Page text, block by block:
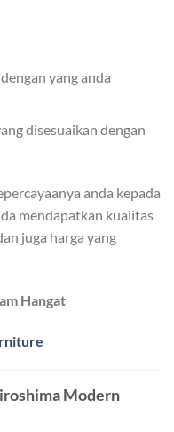
yang anda
disesuaikan dengan
anda kepada
mendapatkan kualitas
juga harga yang
Hangat
Modern